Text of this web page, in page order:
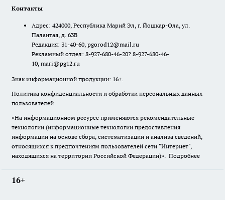
Контакты
Адрес: 424000, Республика Марий Эл, г. Йошкар-Ола, ул.
Палантая, д. 63В
Редакция: 31-40-60, pgorod12@mail.ru
Рекламный отдел: 8-927-680-46-20? 8-927-680-46-
10, mari@pg12.ru
Знак информационной продукции: 16+.
Политика конфиденциальности и обработки персональных данных
пользователей
«На информационном ресурсе применяются рекомендательные
технологии (информационные технологии предоставления
информации на основе сбора, систематизации и анализа сведений,
относящихся к предпочтениям пользователей сети "Интернет",
находящихся на территории Российской Федерации)». Подробнее
16+